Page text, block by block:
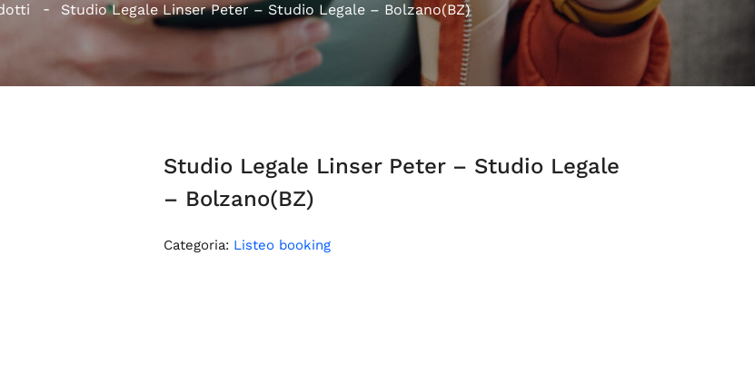
Studio Legale Linser Peter – Studio Legale – Bolzano(BZ)
Studio Legale Linser Peter – Studio Legale
– Bolzano(BZ)
Categoria: Listeo booking